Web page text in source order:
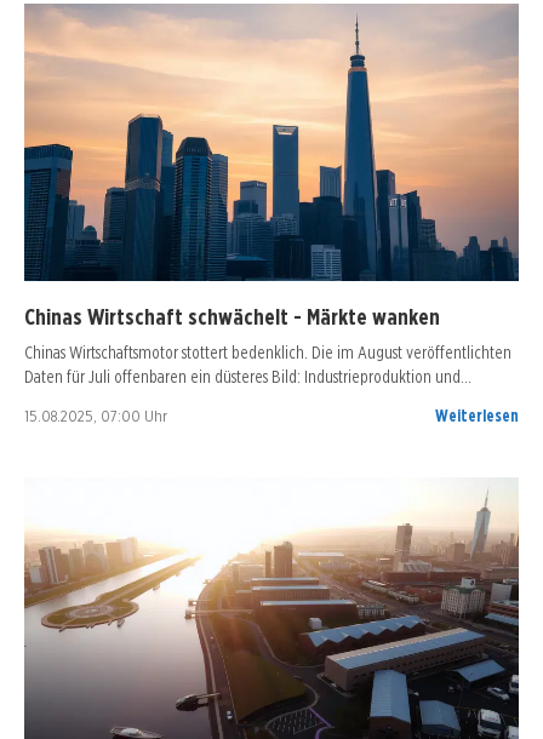
Chinas Wirtschaft schwächelt - Märkte wanken
Chinas Wirtschaftsmotor stottert bedenklich. Die im August veröffentlichten
Daten für Juli offenbaren ein düsteres Bild: Industrieproduktion und…
15.08.2025, 07:00 Uhr Weiterlesen